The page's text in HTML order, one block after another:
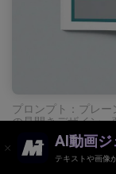
プロンプト：プレ
の見開きデザイン
ホルダー、モダン
モスグリーン・ラ
AI動画ジ
テキストや画像